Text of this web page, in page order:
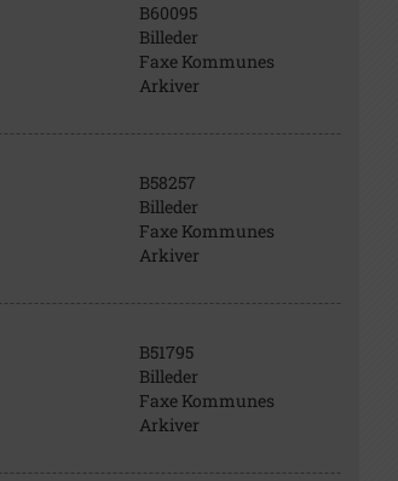
B60095
Billeder
Faxe Kommunes
Arkiver
B58257
Billeder
Faxe Kommunes
Arkiver
B51795
Billeder
Faxe Kommunes
Arkiver